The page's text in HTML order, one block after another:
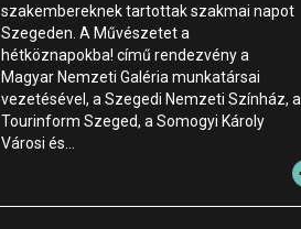
szakembereknek tartottak szakmai napot
Szegeden. A Művészetet a
hétköznapokba! című rendezvény a
Magyar Nemzeti Galéria munkatársai
vezetésével, a Szegedi Nemzeti Színház, a
Tourinform Szeged, a Somogyi Károly
Városi és…